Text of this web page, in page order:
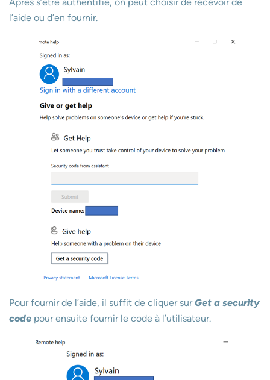
l’aide ou d’en fournir.
Pour fournir de l’aide, il suffit de cliquer surGet a security
code pour ensuite fournir le code à l’utilisateur.